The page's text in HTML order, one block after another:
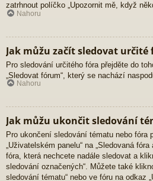
zatrhnout políčko „Upozornit mě, když
Nahoru
Jak můžu začít sledovat určité
Pro sledování určitého fóra přejděte do
„Sledovat fórum“, který se nachází
Nahoru
Jak můžu ukončit sledování
Pro ukončení sledování tématu nebo fóra
„Uživatelském panelu“ na „Sledovaná
fóra, která nechcete nadále sledovat a
sledování označených“. Můžete také
sledování tématu“ nebo ve fóru na odkaz